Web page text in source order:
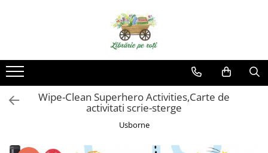
Wipe-Clean Superhero Activities,Carte de
activitati scrie-sterge
Usborne